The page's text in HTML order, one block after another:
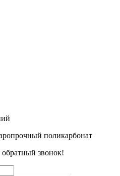
поликарбонат
звонок!